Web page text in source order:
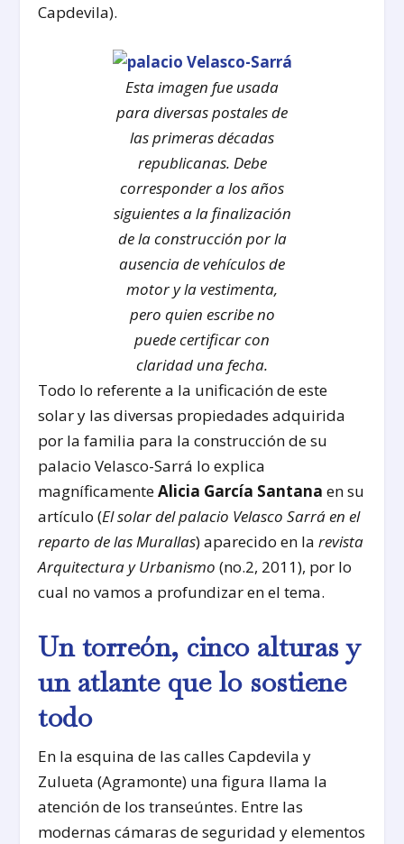
Capdevila).
Esta imagen fue usada
para diversas postales de
las primeras décadas
republicanas. Debe
corresponder a los años
siguientes a la finalización
de la construcción por la
ausencia de vehículos de
motor y la vestimenta,
pero quien escribe no
puede certificar con
claridad una fecha.
Todo lo referente a la unificación de este
solar y las diversas propiedades adquirida
por la familia para la construcción de su
palacio Velasco-Sarrá lo explica
magníficamenteAlicia García Santana en su
artículo (El solar del palacio Velasco Sarrá en el
reparto de las Murallas) aparecido en larevista
Arquitectura y Urbanismo (no.2, 2011), por lo
cual no vamos a profundizar en el tema.
Un torreón, cinco alturas y
un atlante que lo sostiene
todo
En la esquina de las calles Capdevila y
Zulueta (Agramonte) una figura llama la
atención de los transeúntes. Entre las
modernas cámaras de seguridad y elementos